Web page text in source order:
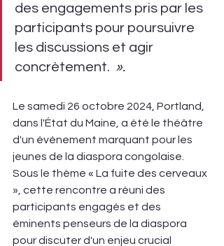
des engagements pris par les
participants pour poursuivre
les discussions et agir
concrètement. ».
Le samedi 26 octobre 2024, Portland,
dans l'État du Maine, a été le théâtre
d'un événement marquant pour les
jeunes de la diaspora congolaise.
Sous le thème « La fuite des cerveaux
», cette rencontre a réuni des
participants engagés et des
éminents penseurs de la diaspora
pour discuter d'un enjeu crucial